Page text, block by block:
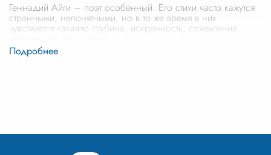
Геннадий Айги – поэт особенный. Его стихи часто кажутся
странными, непонятными, но в то же время в них
чувствуется какая-то глубина, искренность, стремление